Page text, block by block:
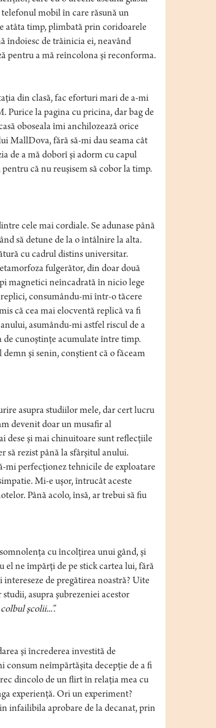
mobil în care răsună un
atâta timp, plimbată prin coridoarele
îndoiesc de trăinicia ei, neavând
pentru a mă reîncolona şi reconforma.
din clasă, fac eforturi mari de a-mi
Purice la pagina cu pricina, dar bag de
oboseala îmi anchilozează orice
MallDova, fără să-mi dau seama cât
de a mă doborî şi adorm cu capul
că nu reuşisem să cobor la timp.
cele mai cordiale. Se adunase până
să detune de la o întâlnire la alta.
cu cadrul distins universitar.
fulgerător, din doar două
magnetici neîncadrată în nicio lege
consumându-mi într-o tăcere
că cea mai elocventă replică va fi
asumându-mi astfel riscul de a
de cunoştinţe acumulate între timp.
şi senin, conştient că o făceam
asupra studiilor mele, dar cert lucru
devenit doar un musafir al
dese şi mai chinuitoare sunt reflecţiile
rezist până la sfârşitul anului.
mi perfecţionez tehnicile de exploatare
Mi-e uşor, întrucât aceste
Până acolo, însă, ar trebui să fiu
cu încolţirea unui gând, şi
ne împărţi de pe stick cartea lui, fără
de pregătirea noastră? Uite
asupra şubrezeniei acestor
şcolii...”.
şi încrederea investită de
consum neîmpărtăşita decepţie de a fi
dincolo de un flirt în relaţia mea cu
experienţă. Ori un experiment?
infailibila aprobare de la decanat, prin